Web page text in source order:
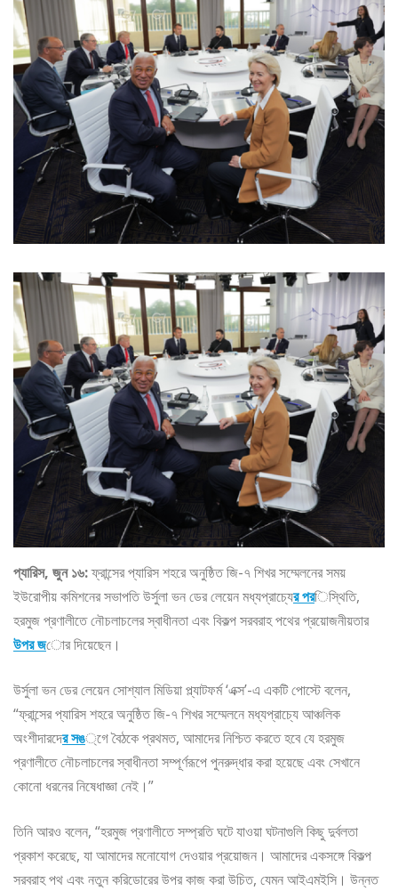
প্যারিস, জুন ১৬:ফ্রান্সের প্যারিস শহরে অনুষ্ঠিত জি-৭ শিখর সম্মেলনের সময়
ইউরোপীয় কমিশনের সভাপতি উর্সুলা ভন ডের লেয়েন মধ্যপ্রাচ্যের পরিস্থিতি,
হরমুজ প্রণালীতে নৌচলাচলের স্বাধীনতা এবং বিকল্প সরবরাহ পথের প্রয়োজনীয়তার
উপর জোর দিয়েছেন।
উর্সুলা ভন ডের লেয়েন সোশ্যাল মিডিয়া প্ল্যাটফর্ম ‘এক্স’-এ একটি পোস্টে বলেন,
“ফ্রান্সের প্যারিস শহরে অনুষ্ঠিত জি-৭ শিখর সম্মেলনে মধ্যপ্রাচ্যে আঞ্চলিক
অংশীদারদের সঙ্গে বৈঠকে প্রথমত, আমাদের নিশ্চিত করতে হবে যে হরমুজ
প্রণালীতে নৌচলাচলের স্বাধীনতা সম্পূর্ণরূপে পুনরুদ্ধার করা হয়েছে এবং সেখানে
কোনো ধরনের নিষেধাজ্ঞা নেই।”
তিনি আরও বলেন, “হরমুজ প্রণালীতে সম্প্রতি ঘটে যাওয়া ঘটনাগুলি কিছু দুর্বলতা
প্রকাশ করেছে, যা আমাদের মনোযোগ দেওয়ার প্রয়োজন। আমাদের একসঙ্গে বিকল্প
সরবরাহ পথ এবং নতুন করিডোরের উপর কাজ করা উচিত, যেমন আইএমইসি। উন্নত